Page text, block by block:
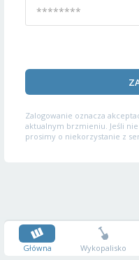
Zalogowanie oznacza
aktualnym brzmieniu. Jeśli
prosimy o niekorzystanie z
Główna Wykopalisko